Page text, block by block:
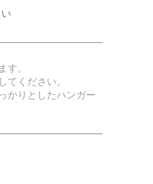
す。
てください。
かりとしたハンガー